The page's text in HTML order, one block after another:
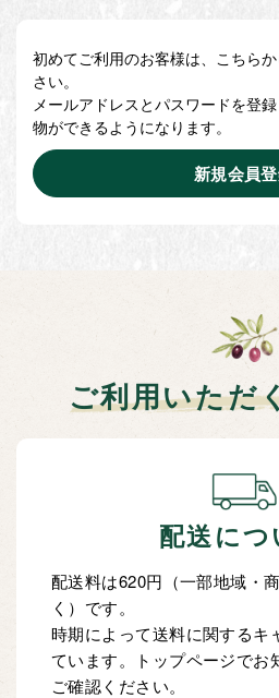
初めてご利用のお客様は、こちら
さい。
メールアドレスとパスワードを登
物ができるようになります。
ご利用いただ
配送につ
配送料は620円（一部地域・
く）です。
時期によって送料に関するキ
ています。トップページでお
ご確認ください。